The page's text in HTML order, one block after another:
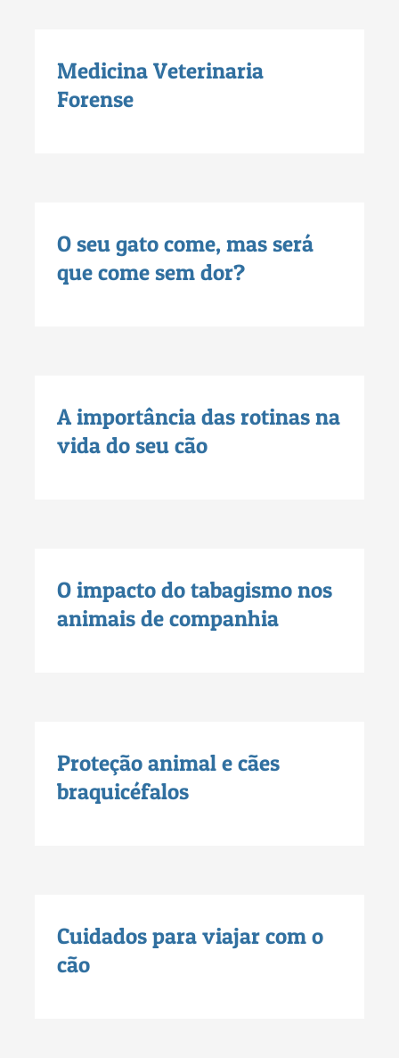
Medicina Veterinaria
Forense
O seu gato come, mas será
que come sem dor?
A importância das rotinas na
vida do seu cão
O impacto do tabagismo nos
animais de companhia
Proteção animal e cães
braquicéfalos
Cuidados para viajar com o
cão